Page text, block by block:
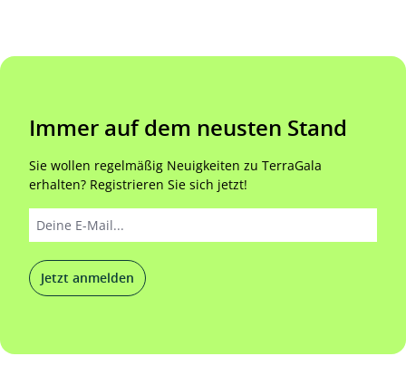
Immer auf dem neusten Stand
Sie wollen regelmäßig Neuigkeiten zu TerraGala
erhalten? Registrieren Sie sich jetzt!
Jetzt anmelden